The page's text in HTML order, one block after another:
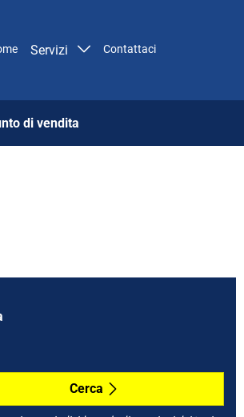
Servizi Contattaci
di vendita
Cerca